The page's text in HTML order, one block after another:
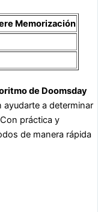
Memorización
de Doomsday
a determinar
práctica y
de manera rápida